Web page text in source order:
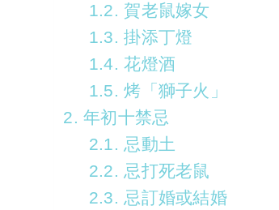
1.2. 賀老鼠嫁女
1.3. 掛添丁燈
1.4. 花燈酒
1.5. 烤「獅子火」
2. 年初十禁忌
2.1. 忌動土
2.2. 忌打死老鼠
2.3. 忌訂婚或結婚